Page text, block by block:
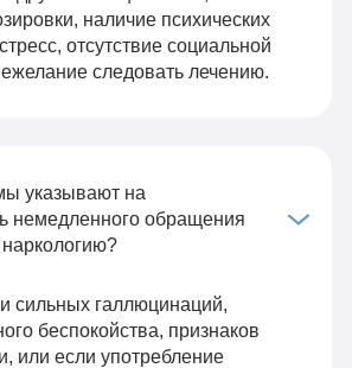
наличие психических
отсутствие социальной
следовать лечению.
указывают на
немедленного обращения
сильных галлюцинаций,
беспокойства, признаков
или если употребление